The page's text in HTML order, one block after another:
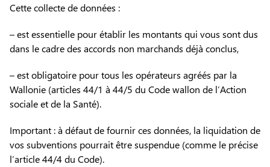
Cette collecte de données :
– est essentielle pour établir les montants qui vous sont dus
dans le cadre des accords non marchands déjà conclus,
– est obligatoire pour tous les opérateurs agréés par la
Wallonie (articles 44/1 à 44/5 du Code wallon de l’Action
sociale et de la Santé).
Important : à défaut de fournir ces données, la liquidation de
vos subventions pourrait être suspendue (comme le précise
l’article 44/4 du Code).